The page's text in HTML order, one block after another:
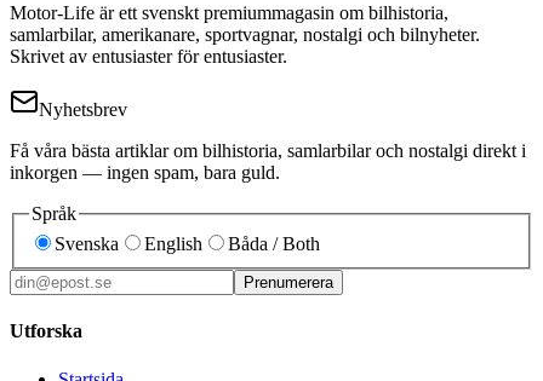
Motor-Life är ett svenskt premiummagasin om bilhistoria,
samlarbilar, amerikanare, sportvagnar, nostalgi och bilnyheter.
Skrivet av entusiaster för entusiaster.
Nyhetsbrev
Få våra bästa artiklar om bilhistoria, samlarbilar och nostalgi direkt i
inkorgen — ingen spam, bara guld.
Språk
Svenska
English Båda / Both
Prenumerera
Utforska